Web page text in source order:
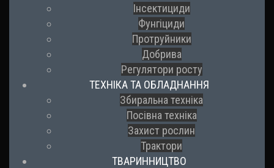
Інсектициди
Фунгіциди
Протруйники
Добрива
Регулятори росту
ТЕХНІКА ТА ОБЛАДНАННЯ
Збиральна техніка
Посівна техніка
Захист рослин
Трактори
ТВАРИННИЦТВО